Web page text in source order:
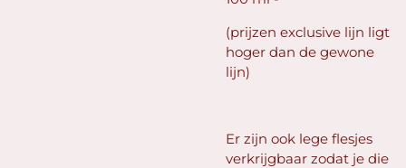
(prijzen exclusive lijn ligt
hoger dan de gewone
lijn)
Er zijn ook lege flesjes
verkrijgbaar zodat je die